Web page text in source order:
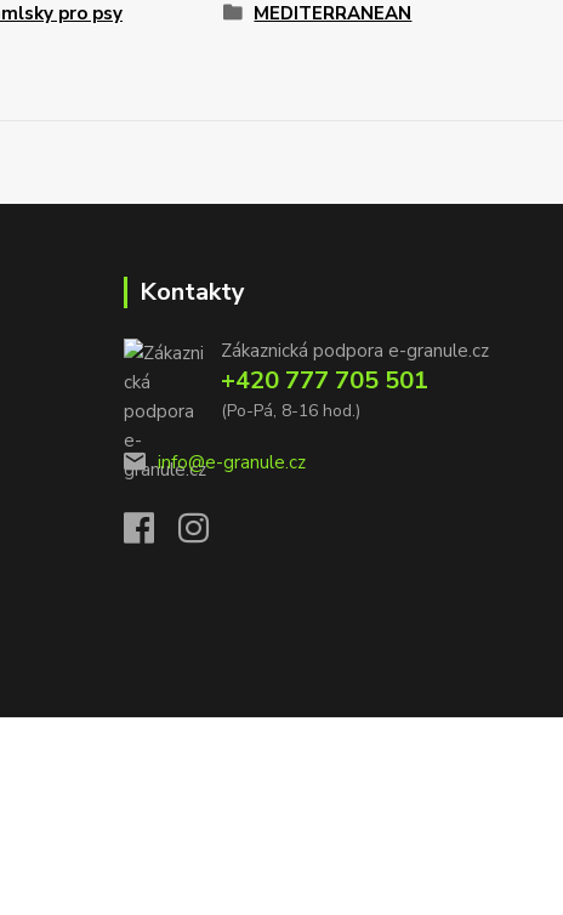
pro psy MEDITERRANEAN
Kontakty
Zákaznická podpora e-granule.cz
+420 777 705 501
(Po-Pá, 8-16 hod.)
info@e-granule.cz